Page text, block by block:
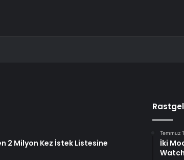
2 Milyon Kez İstek Listesine
Temmuz
İki